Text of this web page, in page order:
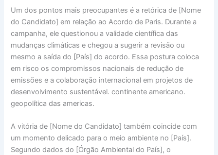
Um dos pontos mais preocupantes é a retórica de [Nome
do Candidato] em relação ao Acordo de Paris. Durante a
campanha, ele questionou a validade científica das
mudanças climáticas e chegou a sugerir a revisão ou
mesmo a saída do [País] do acordo. Essa postura coloca
em risco os compromissos nacionais de redução de
emissões e a colaboração internacional em projetos de
desenvolvimento sustentável. continente americano.
geopolítica das americas.
A vitória de [Nome do Candidato] também coincide com
um momento delicado para o meio ambiente no [País].
Segundo dados do [Órgão Ambiental do País], o